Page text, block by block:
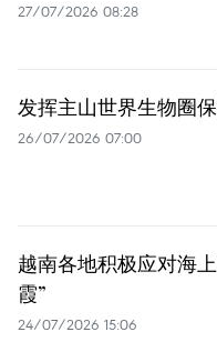
27/07/2026 08:28
发挥主山世界生物圈
26/07/2026 07:00
越南各地积极应对海
霞”
24/07/2026 15:06